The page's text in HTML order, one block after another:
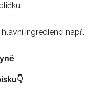
ingredienci např.